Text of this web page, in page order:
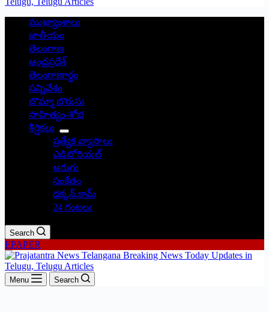
ముఖ్యాంశాలు
జాతీయం
తెలంగాణ
ఆంధ్రప్రదేశ్
తెలంగాణార్థం
సన్నివేశం
బొమ్మా బొరుసు
సాహిత్యం-శోభ
శీర్షికలు
ప్రత్యేక వ్యాసాలు
ఎడిటోరియల్
అరుగు
సంకేతం
దక్కన్.కామ్
24 గంటలు
Search
EPAPER
Menu Search